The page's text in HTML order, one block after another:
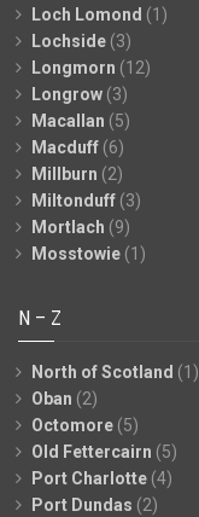
Loch Lomond (1)
Lochside (3)
Longmorn (12)
Longrow (3)
Macallan (5)
Macduff (6)
Millburn (2)
Miltonduff (3)
Mortlach (9)
Mosstowie (1)
N – Z
North of Scotland (1)
Oban (2)
Octomore (5)
Old Fettercairn (5)
Port Charlotte (4)
Port Dundas (2)